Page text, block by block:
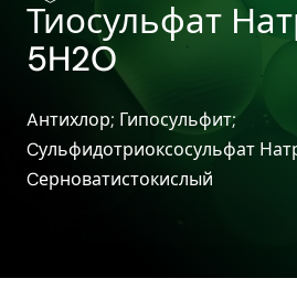
Тиосульфат
5H2O
Aнтихлор; Гипосульфит;
Cульфидотриоксосульфат
Cерноватистокислый